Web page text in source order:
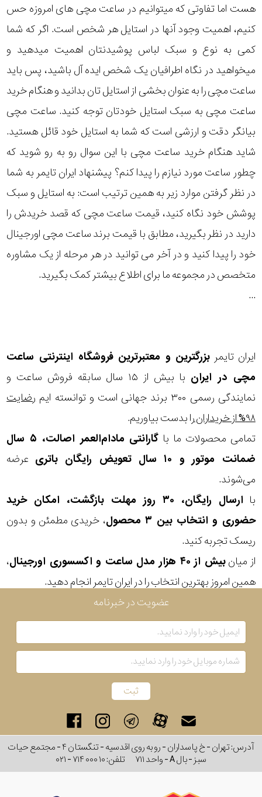
هست اما تفاوتی که میتوانیم در ساعت مچی های امروزه حس
کنیم، اهمیت وجود آنها در استایل هر شخص است. اگر که شما
کمی به نوع و سبک لباس پوشیدنتان اهمیت میدهید و
میخواهید در نگاه اطرافیان یک شخص ایده آل باشید، پس باید
ساعت مچی را به عنوان بخشی از استایل تان بدانید و هنگام خرید
ساعت مچی به سبک استایل خودتان توجه کنید. ساعت مچی
بیانگر دقت و ارزشی است که شما به استایل خود قائل هستید.
شاید هنگام خرید ساعت مچی با این سوال رو به رو شوید که
چطور ساعت مورد نیازم را پیدا کنم؟ پیشنهاد ایران تایمر به شما
در نظر گرفتن موارد زیر به همین ترتیب است: به استایل و سبک
پوشش خود نگاه کنید، قیمت ساعت مچی که قصد خریدش را
دارید در نظر بگیرید، مطابق با قیمت برند ساعت مچی اورجینال
خود را پیدا کنید و در آخر می توانید در هر مرحله از یک مشاوره
متخصص در مجموعه ما برای اطلاع بیشتر کمک بگیرید.
...
ایران تایمر بزرگترین و معتبرترین فروشگاه اینترنتی ساعت
مچی در ایران
با بیش از ۱۵ سال سابقه فروش ساعت و
نمایندگی رسمی ۳۰۰ برند جهانی است و توانسته ایم
رضایت
۹۸% از خریداران
را بدست بیاوریم.
تمامی محصولات ما با
گارانتی مادام‌العمر اصالت، ۵ سال
ضمانت موتور و ۱۰ سال تعویض رایگان باتری
عرضه
می‌شوند.
با
ارسال رایگان، ۳۰ روز مهلت بازگشت، امکان خرید
حضوری و انتخاب بین ۳ محصول
، خریدی مطمئن و بدون
ریسک تجربه کنید.
از میانبیش از ۴۰ هزار مدل ساعت و اکسسوری اورجینال
،
همین امروز بهترین انتخاب را در ایران تایمر انجام دهید.
پیلار
لیکوپر
آدیداس
متی
مازراتی
نمایش
جنسیت
استایل
محدوده
عرض
طرح
بند
در
برابر
آب
شکل
قاب
ویژگی
نور پس
زمینه با
دست
نمایش
بیشتر...
موتور
رنگ
عضویت در خبرنامه
آدرس: تهران - خ پاسداران - رو به روی اقدسیه - تنگستان ۴ - مجتمع حیات
سبز - بال A - واحد ۷۱۱
تلفن:۰۲۱ - ۷۱۴ ۰۰۰ ۱۰